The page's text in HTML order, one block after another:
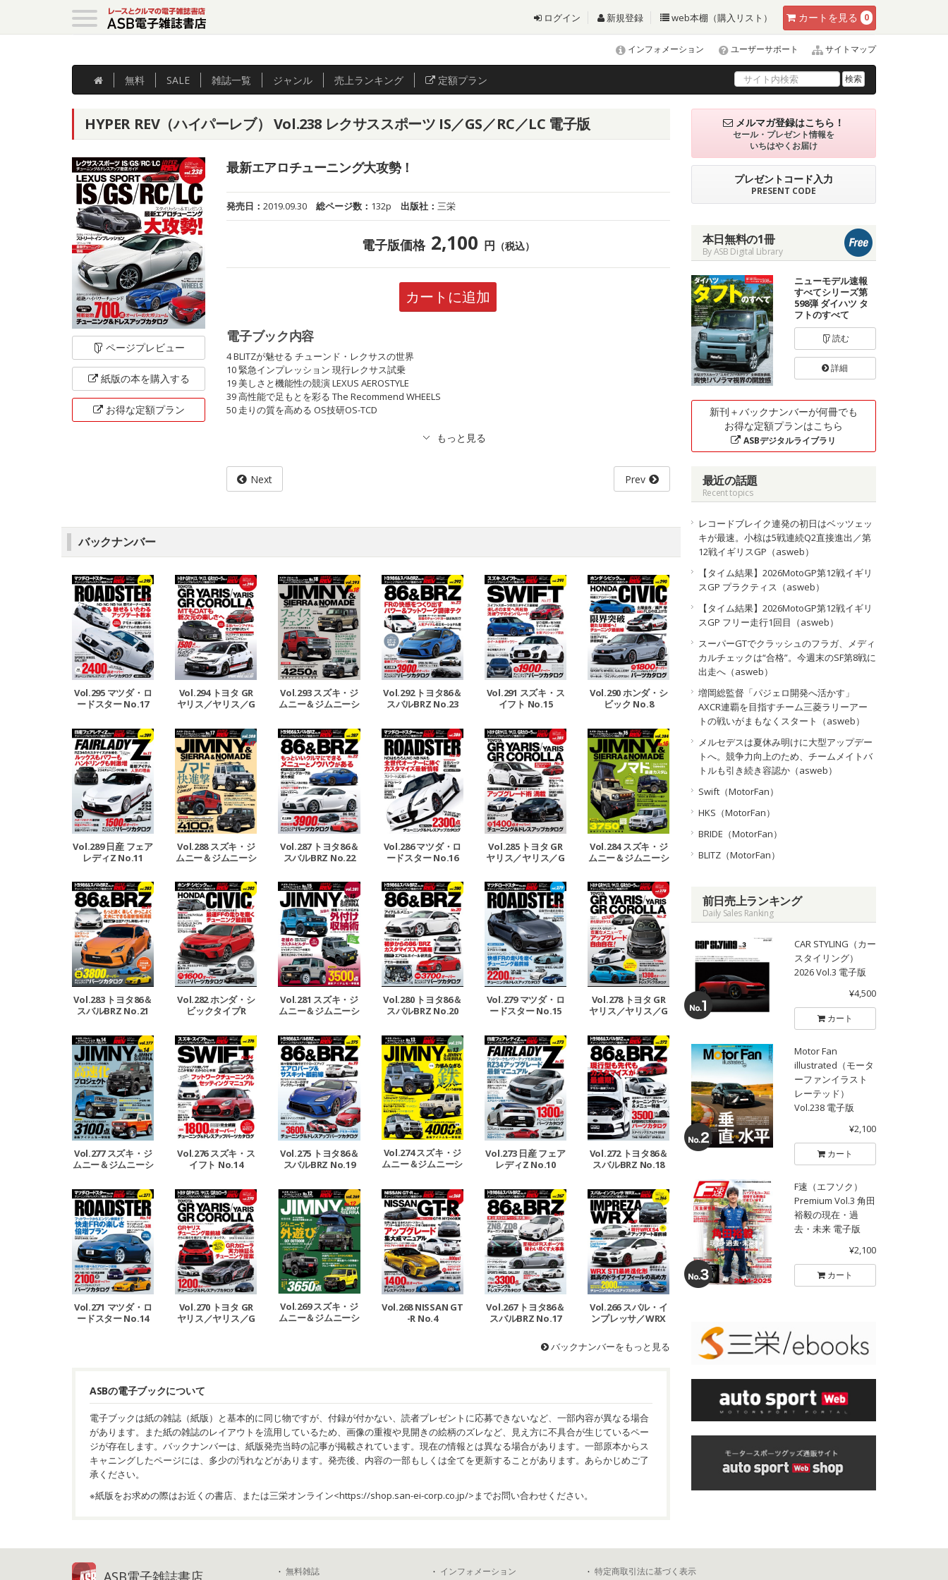
カート を見る 0
ログイン 新規登録 web本棚（購入リスト）
インフォメーション ユーザーサポート サイトマップ
無料 SALE 雑誌一覧 ジャンル 売上ランキング 定額プラン 検索
HYPER REV（ハイパーレブ） Vol.238 レクサススポーツ IS／GS／RC／LC 電子版
ページプレビュー
紙版の本を購入する
お得な定額プラン
最新エアロチューニング大攻勢！
発売日：2019.09.30 総ページ数： 132p 出版社：三栄
電子版価格 2,100 円 （税込）
カートに追加
電子ブック内容
4 BLITZが魅せる チューンド・レクサスの世界
10 緊急インプレッション 現行レクサス試乗
19 美しさと機能性の競演 LEXUS AEROSTYLE
39 高性能で足もとを彩る The Recommend WHEELS
50 走りの質を高める OS技研OS‐TCD
Next Prev
バックナンバー
Vol.295 マツダ・ロ
ードスター No.17
Vol.294 トヨタ GR
ヤリス／ヤリス／G
Vol.293 スズキ・ジ
ムニー＆ジムニーシ
ド No.18
Vol.292 トヨタ86＆
スバルBRZ No.23
Vol.291 スズキ・ス
イフト No.15
Vol.290 ホンダ・シ
ビック No.8
Vol.289 日産 フェア
レディZ No.11
Vol.288 スズキ・ジ
ムニー＆ジムニーシ
ド No.17
Vol.287 トヨタ86＆
スバルBRZ No.22
Vol.286 マツダ・ロ
ードスター No.16
Vol.285 トヨタ GR
ヤリス／ヤリス／G
Vol.284 スズキ・ジ
ムニー＆ジムニーシ
ド No.16
Vol.283 トヨタ86＆
スバルBRZ No.21
Vol.282 ホンダ・シ
ビックタイプR
Vol.281 スズキ・ジ
ムニー＆ジムニーシ
Vol.280 トヨタ86＆
スバルBRZ No.20
Vol.279 マツダ・ロ
ードスター No.15
Vol.278 トヨタ GR
ヤリス／ヤリス／G
Vol.277 スズキ・ジ
ムニー＆ジムニーシ
Vol.276 スズキ・ス
イフト No.14
Vol.275 トヨタ86＆
スバルBRZ No.19
Vol.274 スズキ・ジ
ムニー＆ジムニーシ
Vol.273 日産 フェア
レディZ No.10
Vol.272 トヨタ86＆
スバルBRZ No.18
Vol.271 マツダ・ロ
ードスター No.14
Vol.270 トヨタ GR
ヤリス／ヤリス／G
Vol.269 スズキ・ジ
ムニー＆ジムニーシ
Vol.268 NISSAN GT
-R No.4
Vol.267 トヨタ86＆
スバルBRZ No.17
Vol.266 スバル・イ
ンプレッサ／WRX
バックナンバーをもっと見る
ASBの電子ブックについて
電子ブックは紙の雑誌（紙版）と基本的に同じ物ですが、付録が付かない、読者プレゼントに応募できないなど、一部内容が異なる場合
があります。また紙の雑誌のレイアウトを流用しているため、画像の重複や見開きの絵柄のズレなど、見え方に不具合が生じているペー
ジが存在します。バックナンバーは、紙版発売当時の記事が掲載されています。現在の情報とは異なる場合があります。一部原本からス
キャニングしたページには、多少の汚れなどがあります。発売後、内容の一部もしくは全てを更新することがあります。あらかじめご了
承ください。
※紙版をお求めの際はお近くの書店、または三栄オンライン<https://shop.san-ei-corp.co.jp/>までお問い合わせください。
メルマガ登録はこちら！
セール・プレゼント情報を
いちはやくお届け
プレゼントコード入力
PRESENT CODE
本日無料の1冊
By ASB Digital Library
ニューモデル速報
すべてシリーズ第
598弾 ダイハツ タ
フトのすべて
読む
詳細
新刊＋バックナンバーが何冊でも
お得な定額プランはこちら
ASBデジタルライブラリ
最近の話題
Recent topics
レコードブレイク連発の初日はベッツェッ
キが最速。小椋は5戦連続Q2直接進出／第
12戦イギリスGP（asweb）
【タイム結果】2026MotoGP第12戦イギリ
スGP プラクティス（asweb）
【タイム結果】2026MotoGP第12戦イギリ
スGP フリー走行1回目（asweb）
スーパーGTでクラッシュのフラガ、メディ
カルチェックは“合格”。今週末のSF第8戦に
出走へ（asweb）
増岡総監督「パジェロ開発へ活かす」
AXCR連覇を目指すチーム三菱ラリーアー
トの戦いがまもなくスタート（asweb）
メルセデスは夏休み明けに大型アップデー
トへ。競争力向上のため、チームメイトバ
トルも引き続き容認か（asweb）
Swift（MotorFan）
HKS（MotorFan）
BRIDE（MotorFan）
BLITZ（MotorFan）
前日売上ランキング
Daily Sales Ranking
CAR STYLING（カー
スタイリング）
2026 Vol.3 電子版
¥4,500
カート
Motor Fan
illustrated（モータ
ーファンイラスト
レーテッド）
Vol.238 電子版
¥2,100
カート
F速（エフソク）
Premium Vol.3 角田
裕毅の現在・過
去・未来 電子版
¥2,100
カート
ASB電子雑誌書店
無料雑誌
インフォメーション
特定商取引法に基づく表示